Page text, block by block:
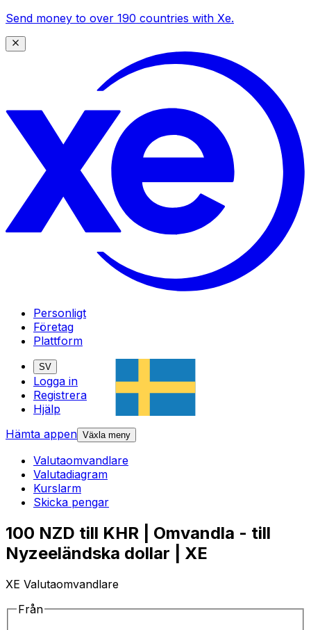
Send money to over 190 countries with Xe.
Personligt
Företag
Plattform
SV
Logga in
Registrera
Hjälp
Hämta appen Växla meny
Valutaomvandlare
Valutadiagram
Kurslarm
Skicka pengar
100 NZD till KHR | Omvandla - till
Nyzeeländska dollar | XE
XE Valutaomvandlare
Från